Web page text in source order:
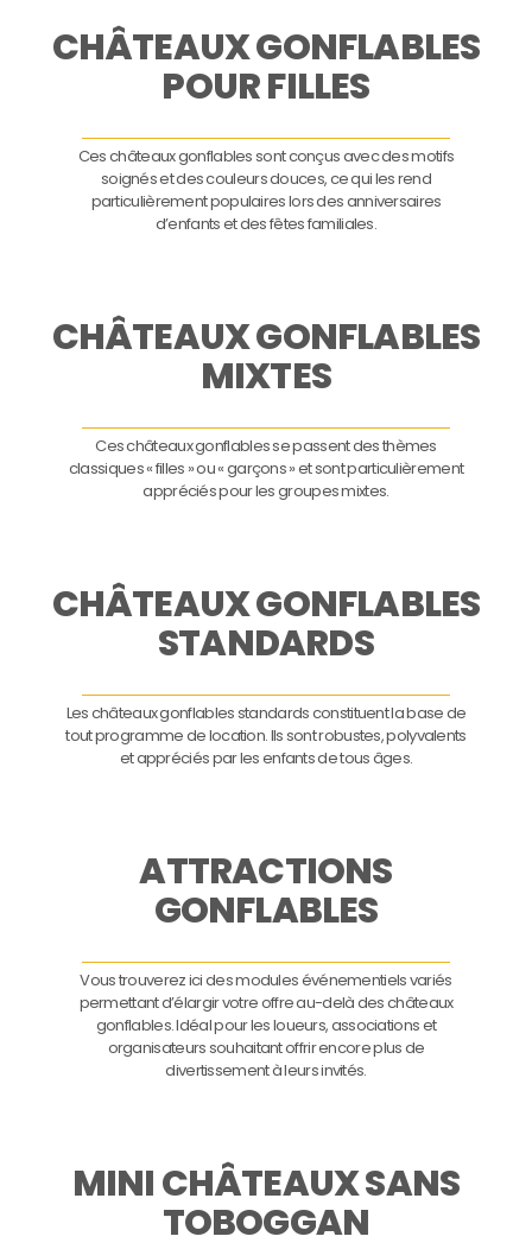
CHÂTEAUX GONFLABLES
POUR FILLES
Ces châteaux gonflables sont conçus avec des motifs
soignés et des couleurs douces, ce qui les rend
particulièrement populaires lors des anniversaires
d’enfants et des fêtes familiales.
CHÂTEAUX GONFLABLES
MIXTES
Ces châteaux gonflables se passent des thèmes
classiques « filles » ou « garçons » et sont particulièrement
appréciés pour les groupes mixtes.
CHÂTEAUX GONFLABLES
STANDARDS
Les châteaux gonflables standards constituent la base de
tout programme de location. Ils sont robustes, polyvalents
et appréciés par les enfants de tous âges.
ATTRACTIONS
GONFLABLES
Vous trouverez ici des modules événementiels variés
permettant d’élargir votre offre au-delà des châteaux
gonflables. Idéal pour les loueurs, associations et
organisateurs souhaitant offrir encore plus de
divertissement à leurs invités.
MINI CHÂTEAUX SANS
TOBOGGAN